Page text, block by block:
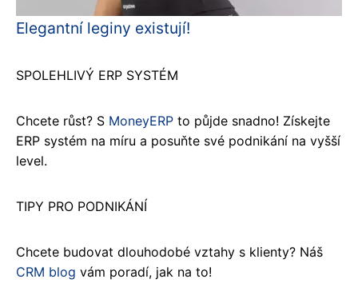
Elegantní leginy existují!
SPOLEHLIVÝ ERP SYSTÉM
Chcete růst? S MoneyERP to půjde snadno! Získejte
ERP systém na míru a posuňte své podnikání na vyšší
level.
TIPY PRO PODNIKÁNÍ
Chcete budovat dlouhodobé vztahy s klienty? Náš
CRM blog vám poradí, jak na to!